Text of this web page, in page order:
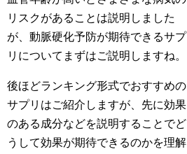
リスクがあることは説明しました
が、動脈硬化予防が期待できるサプ
リについてまずはご説明しますね。
後ほどランキング形式でおすすめの
サプリはご紹介しますが、先に効果
のある成分などを説明することでど
うして効果が期待できるのかを理解